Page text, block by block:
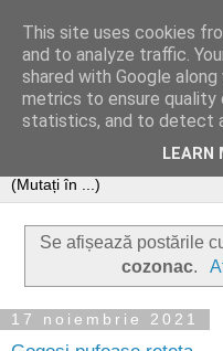
Se afișează postările
cozonac.
17 noiembrie 2021
This site uses cookies
and to analyze traffic.
shared with Google
metrics to ensure quality
statistics, and to detect
LEARN